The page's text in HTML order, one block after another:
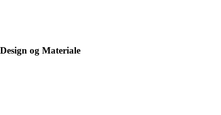
Design og Materiale